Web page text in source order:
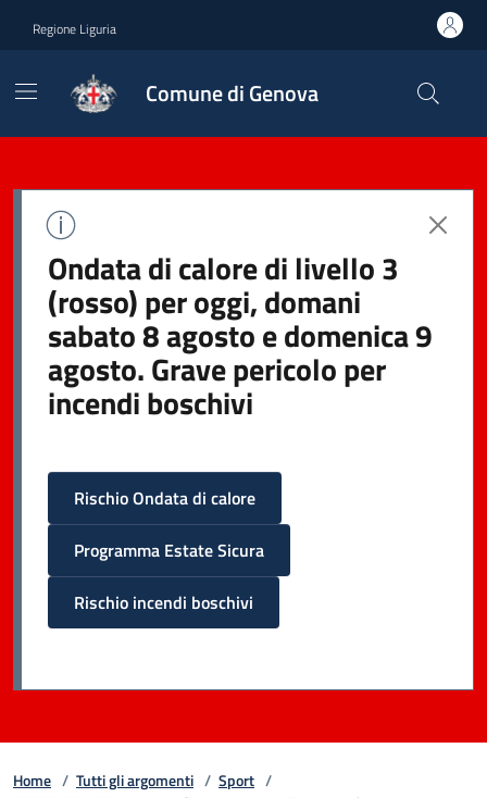
Regione Liguria
Comune di Genova
Ondata di calore di livello 3
(rosso) per oggi, domani
sabato 8 agosto e domenica 9
agosto. Grave pericolo per
incendi boschivi
Rischio Ondata di calore
Programma Estate Sicura
Rischio incendi boschivi
Home / Tutti gli argomenti / Sport /